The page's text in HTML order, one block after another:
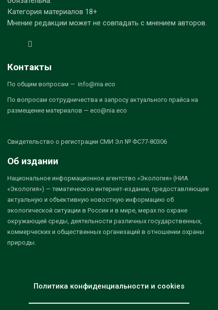
Категория материалов 18+
Мнение редакции может не совпадать с мнением авторов.
Контакты
По общим вопросам — info@nia.eco
По вопросам сотрудничества и запросу актуального прайса на
размещение материалов — eco@nia.eco
Свидетельство о регистрации СМИ Эл № ФС77-80306
Об издании
Национальное информационное агентство «Экология» (НИА
«Экология») — тематическое интернет-издание, предоставляющее
актуальную и объективную новостную информацию об
экологической ситуации в России и в мире, мерах по охране
окружающей среды, деятельности различных государственных,
коммерческих и общественных организаций в отношении охраны
природы.
Политика конфиденциальности и cookies